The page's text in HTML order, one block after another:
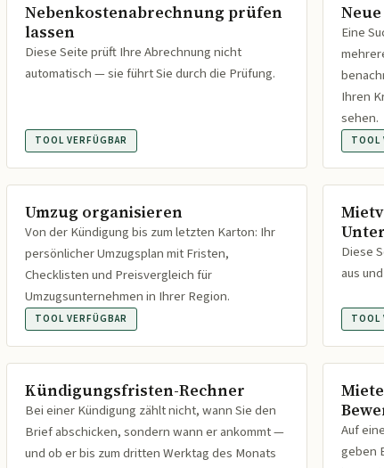
Nebenkostenabrechnung prüfen
lassen
Diese Seite prüft Ihre Abrechnung nicht
automatisch — sie führt Sie durch die Prüfung.
TOOL VERFÜGBAR
Eine
Ihren
sehen.
TOOL
Umzug organisieren
Von der Kündigung bis zum letzten Karton: Ihr
persönlicher Umzugsplan mit Fristen,
Checklisten und Preisvergleich für
Umzugsunternehmen in Ihrer Region.
TOOL VERFÜGBAR
Diese
aus
TOOL
Kündigungsfristen-Rechner
Bei einer Kündigung zählt nicht, wann Sie den
Brief abschicken, sondern wann er ankommt —
und ob er bis zum dritten Werktag des Monats
Auf
geben